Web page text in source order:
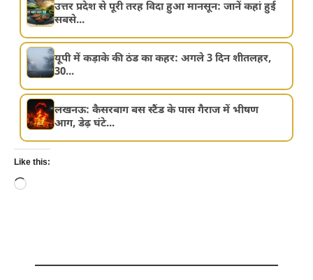
उत्तर प्रदेश से पूरी तरह विदा हुआ मानसून: जानें कहां हुई
सबसे...
यूपी में कड़ाके की ठंड का कहर: अगले 3 दिन शीतलहर,
30...
लखनऊ: कैसरबाग बस स्टैंड के पास गैराज में भीषण
आग, डेढ़ घंटे...
Like this:
Loading…